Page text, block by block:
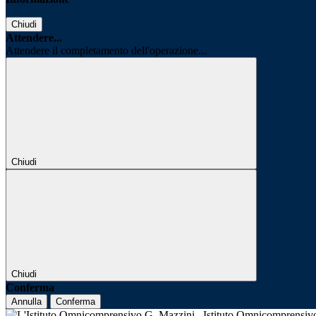
Chiudi
Attendere...
Attendere il completamento dell'operazione...
Chiudi
Chiudi
Conferma
Annulla Conferma